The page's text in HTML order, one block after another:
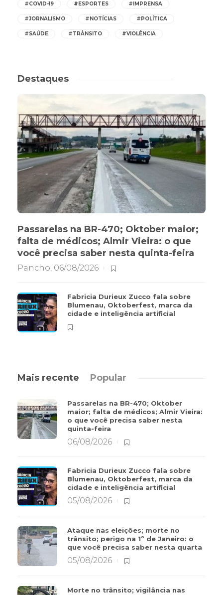
#COVID-19 #ESPORTES #IMPRENSA
#JORNALISMO #NOTÍCIAS #POLÍTICA
#SAÚDE #TRÂNSITO #VIOLÊNCIA
Destaques
Passarelas na BR-470; Oktober maior;
falta de médicos; Almir Vieira: o que
você precisa saber nesta quinta-feira
Pancho 06/08/2026
Fabricia Durieux Zucco fala sobre
Blumenau, Oktoberfest, marca da
cidade e inteligência artificial
Mais recente Popular
Passarelas na BR-470; Oktober
maior; falta de médicos; Almir Vieira:
o que você precisa saber nesta
quinta-feira
06/08/2026
Fabricia Durieux Zucco fala sobre
Blumenau, Oktoberfest, marca da
cidade e inteligência artificial
05/08/2026
Ataque nas eleições; morte no
trânsito; perigo na 1º de Janeiro: o
que você precisa saber nesta quarta
05/08/2026
Morte no trânsito; vigilância nas